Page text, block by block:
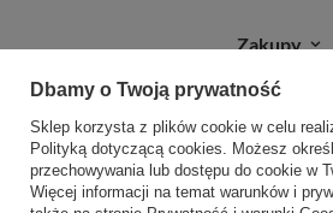
Zakupy
Moje zamówienia
Sprawdź status
Śledź przesyłkę
Dbamy o Twoją prywatność
Sklep korzysta z plików cookie w celu
Polityką dotyczącą cookies. Możesz
przechowywania lub dostępu do cookie w
Więcej informacji na temat warunków i